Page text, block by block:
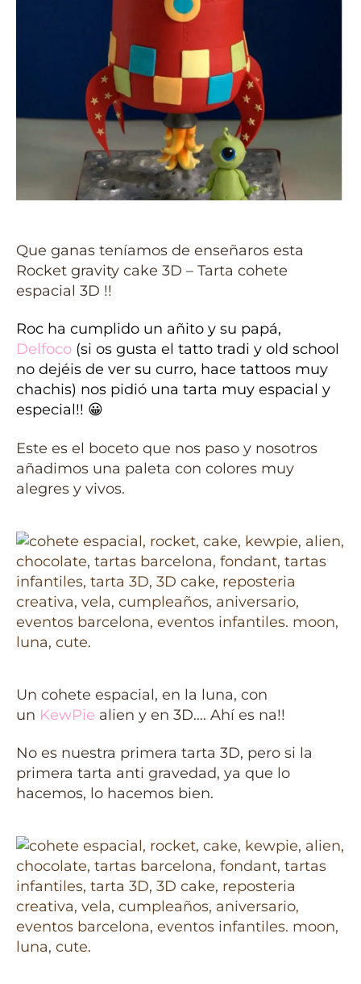
Que ganas teníamos de enseñaros esta
Rocket gravity cake 3D – Tarta cohete
espacial 3D !!
Roc ha cumplido un añito y su papá,
Delfoco (si os gusta el tatto tradi y old school
no dejéis de ver su curro, hace tattoos muy
chachis) nos pidió una tarta muy espacial y
especial!! 😀
Este es el boceto que nos paso y nosotros
añadimos una paleta con colores muy
alegres y vivos.
Un cohete espacial, en la luna, con
un KewPie alien y en 3D…. Ahí es na!!
No es nuestra primera tarta 3D, pero si la
primera tarta anti gravedad, ya que lo
hacemos, lo hacemos bien.